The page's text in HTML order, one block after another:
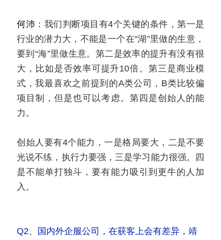
何沛 ：我们判断项目有4个关键的条件，第一是
行业的潜力大，不能是一个在“湖”里做的生意，
要到“海”里做生意。第二是效率的提升有没有很
大，比如是否效率可提升10倍。第三是商业模
式，我最喜欢之前提到的A类公司，B类比较偏
项目制，但是也可以考虑。第四是创始人的能
力。
创始人要有4个能力，一是格局要大，二是不要
光说不练，执行力要强，三是学习能力很强。四
是不能单打独斗，要有能力吸引到更牛的人加
入。
Q2、国内外企服公司，在获客上会有差异，靖